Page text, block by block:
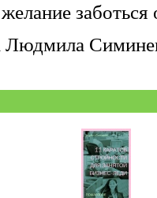
заботься
Людмила